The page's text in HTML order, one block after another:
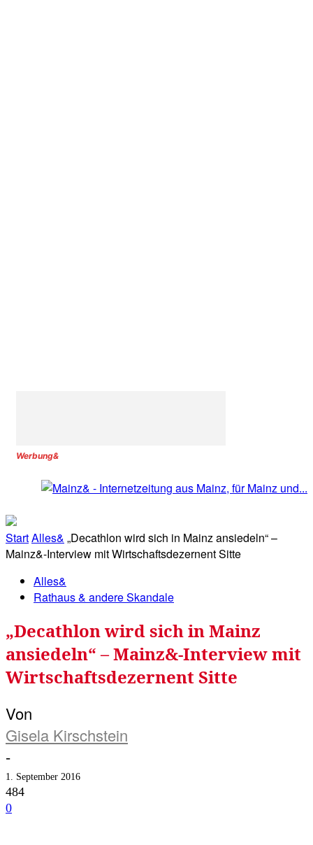
Werbung&
StartAlles& „Decathlon wird sich in Mainz ansiedeln“ –
Mainz&-Interview mit Wirtschaftsdezernent Sitte
Alles&
Rathaus & andere Skandale
„Decathlon wird sich in Mainz
ansiedeln“ – Mainz&-Interview mit
Wirtschaftsdezernent Sitte
Von
Gisela Kirschstein
-
1. September 2016
484
0